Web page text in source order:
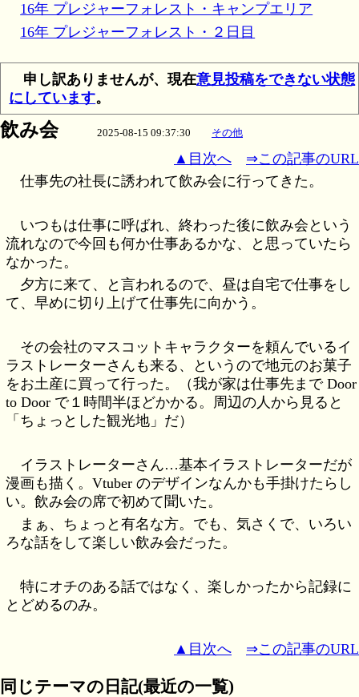
16年 プレジャーフォレスト・キャンプエリア
16年 プレジャーフォレスト・２日目
申し訳ありませんが、現在意見投稿をできない状態
にしています。
飲み会 2025-08-15 09:37:30 その他
▲目次へ
⇒この記事のURL
仕事先の社長に誘われて飲み会に行ってきた。
いつもは仕事に呼ばれ、終わった後に飲み会という
流れなので今回も何か仕事あるかな、と思っていたら
なかった。
夕方に来て、と言われるので、昼は自宅で仕事をし
て、早めに切り上げて仕事先に向かう。
その会社のマスコットキャラクターを頼んでいるイ
ラストレーターさんも来る、というので地元のお菓子
をお土産に買って行った。（我が家は仕事先まで Door
to Door で１時間半ほどかかる。周辺の人から見ると
「ちょっとした観光地」だ）
イラストレーターさん…基本イラストレーターだが
漫画も描く。Vtuber のデザインなんかも手掛けたらし
い。飲み会の席で初めて聞いた。
まぁ、ちょっと有名な方。でも、気さくで、いろい
ろな話をして楽しい飲み会だった。
特にオチのある話ではなく、楽しかったから記録に
とどめるのみ。
▲目次へ ⇒この記事のURL
同じテーマの日記(最近の一覧)